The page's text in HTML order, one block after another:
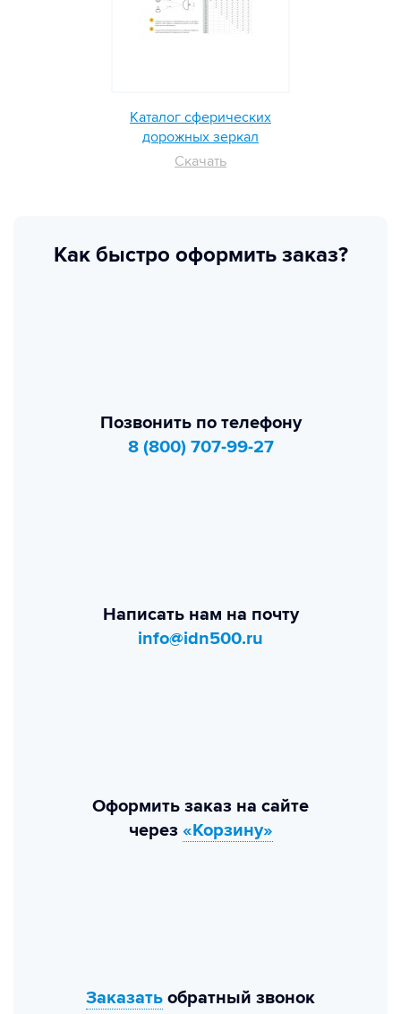
Каталог сферических
дорожных зеркал
Скачать
Как быстро оформить заказ?
Позвонить по телефону
8 (800) 707-99-27
Написать нам на почту
info@idn500.ru
Оформить заказ на сайте
через «Корзину»
Заказать обратный звонок